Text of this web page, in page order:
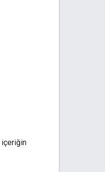
içeriğin